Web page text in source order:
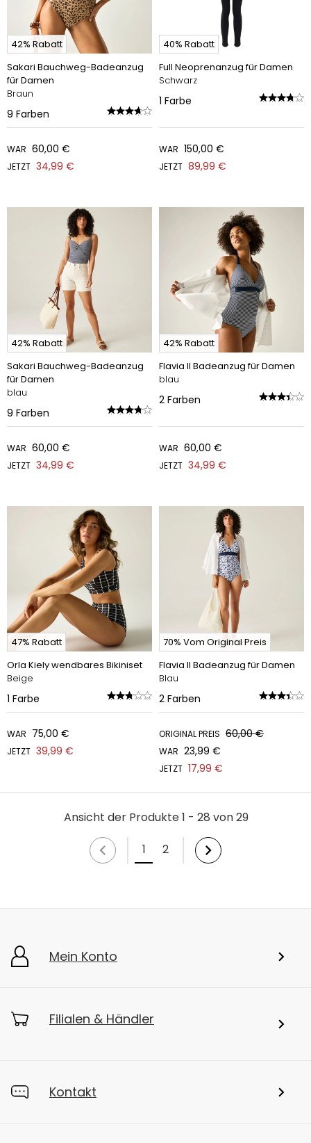
42% Rabatt
Sakari Bauchweg-Badeanzug
für Damen
Braun
9 Farben
WAR 60,00 €
JETZT 34,99 €
40% Rabatt
Full Neoprenanzug für Damen
Schwarz
1 Farbe
WAR 150,00 €
JETZT 89,99 €
42% Rabatt
Sakari Bauchweg-Badeanzug
für Damen
blau
9 Farben
WAR 60,00 €
JETZT 34,99 €
42% Rabatt
Flavia II Badeanzug für Damen
blau
2 Farben
WAR 60,00 €
JETZT 34,99 €
47% Rabatt
Orla Kiely wendbares Bikiniset
Beige
1 Farbe
WAR 75,00 €
JETZT 39,99 €
70% Vom Original Preis
Flavia II Badeanzug für Damen
Blau
2 Farben
ORIGINAL PREIS 60,00 €
WAR 23,99 €
JETZT 17,99 €
Ansicht der Produkte 1 - 28 von 29
1
2
Mein Konto
Filialen & Händler
Kontakt